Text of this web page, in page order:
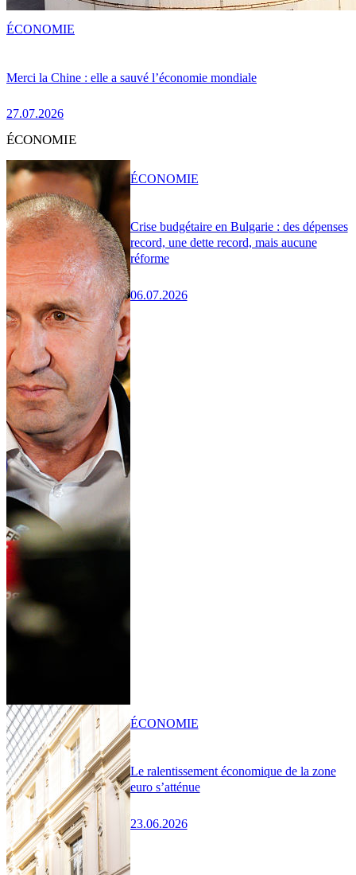
Merci la Chine : elle a sauvé l’économie mondiale
27.07.2026
ÉCONOMIE
ÉCONOMIE
Crise budgétaire en Bulgarie : des dépenses
record, une dette record, mais aucune
réforme
06.07.2026
ÉCONOMIE
Le ralentissement économique de la zone
euro s’atténue
23.06.2026
ÉCONOMIE